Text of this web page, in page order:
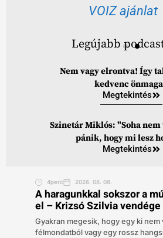
Legújabb
Nem vagy elrontva! Így
kedvenc
Megtekintés
Szinetár Miklós: "Soha
pánik, hogy mi lesz
Megtekintés
4perc 2026. 08. 08.
A haragunkkal sokszor a
el – Krizsó Szilvia
Gyakran megesik, hogy egy ki
félmondatból vagy egy rossz